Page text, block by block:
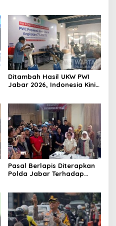
Ditambah Hasil UKW PWI
Jabar 2026, Indonesia Kini
Pasal Berlapis Diterapkan
Polda Jabar Terhadap